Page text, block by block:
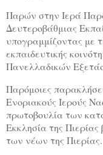
Παρών στην Ιερά
Δευτεροβάθμιας
υπογραμμίζοντας με
εκπαιδευτικής
Πανελλαδικών
Παρόμοιες
Ενοριακούς Ιερούς
πρωτοβουλία των
Εκκλησία της
των νέων της Πιερίας.